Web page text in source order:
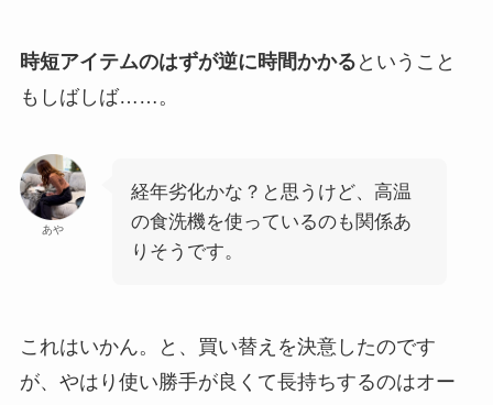
時短アイテムのはずが逆に時間かかる ということ
もしばしば……。
あや
経年劣化かな？と思うけど、高温
の食洗機を使っているのも関係あ
りそうです。
これはいかん。と、買い替えを決意したのです
が、やはり使い勝手が良くて長持ちするのはオー